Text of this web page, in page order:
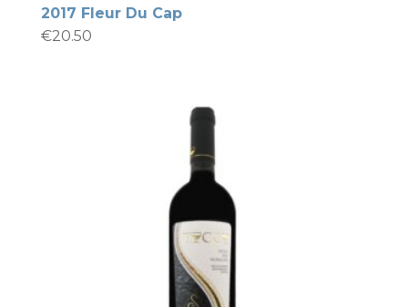
2017 Fleur Du Cap
€20.50